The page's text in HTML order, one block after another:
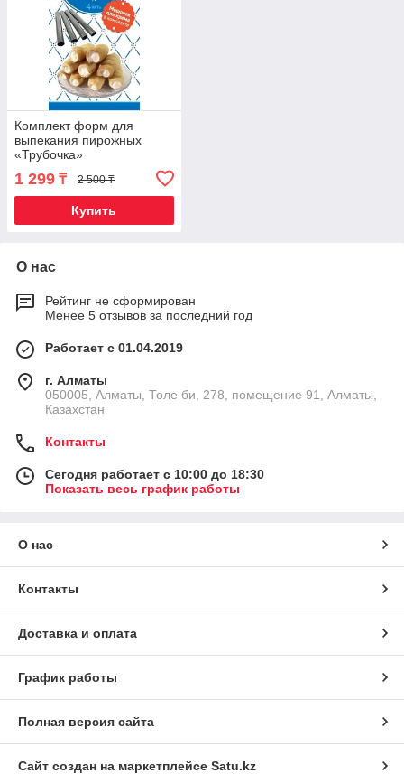
Комплект форм для
выпекания пирожных
«Трубочка»
1 299 ₸ 2 500 ₸
Купить
О нас
Рейтинг не сформирован
Менее 5 отзывов за последний год
Работает с 01.04.2019
г. Алматы
050005, Алматы, Толе би, 278, помещение 91, Алматы,
Казахстан
Контакты
Сегодня работает с 10:00 до 18:30
Показать весь график работы
О нас
Контакты
Доставка и оплата
График работы
Полная версия сайта
Сайт создан на маркетплейсе Satu.kz